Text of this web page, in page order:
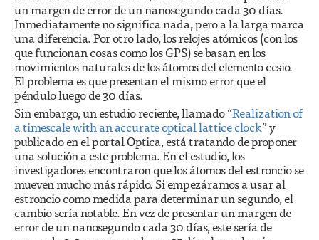
un margen de error de un nanosegundo cada 30 días.
Inmediatamente no significa nada, pero a la larga marca
una diferencia. Por otro lado, los relojes atómicos (con los
que funcionan cosas como los GPS) se basan en los
movimientos naturales de los átomos del elemento cesio.
El problema es que presentan el mismo error que el
péndulo luego de 30 días.
Sin embargo, un estudio reciente, llamado “Realization of
a timescale with an accurate optical lattice clock” y
publicado en el portal Optica, está tratando de proponer
una solución a este problema. En el estudio, los
investigadores encontraron que los átomos del estroncio se
mueven mucho más rápido. Si empezáramos a usar al
estroncio como medida para determinar un segundo, el
cambio sería notable. En vez de presentar un margen de
error de un nanosegundo cada 30 días, este sería de